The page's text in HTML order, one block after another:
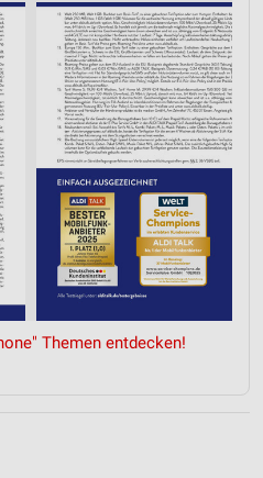
Themen entdecken!
Auswahl
Auswahl
Inhalten
Statistiken oder
verschiedenen